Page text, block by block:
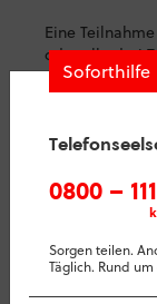
Soforthilfe
0800 –
Sorgen teilen.
Täglich. Rund
Eine
oder alle drei
Anmeldung